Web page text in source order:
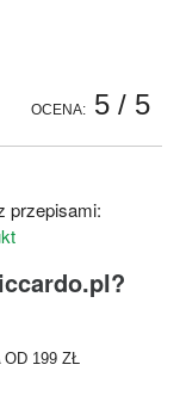
OCENA: 5 / 5
przepisami:
199 ZŁ